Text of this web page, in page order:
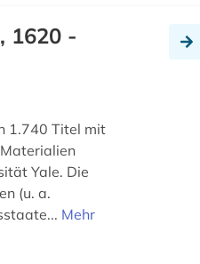
1620 -
1.740 Titel mit
Yale. Die
(u. a.
Mehr